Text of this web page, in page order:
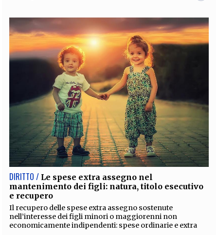
DIRITTO / Le spese extra assegno nel
mantenimento dei figli: natura, titolo esecutivo
e recupero
Il recupero delle spese extra assegno sostenute
nell’interesse dei figli minori o maggiorenni non
economicamente indipendenti: spese ordinarie e extra